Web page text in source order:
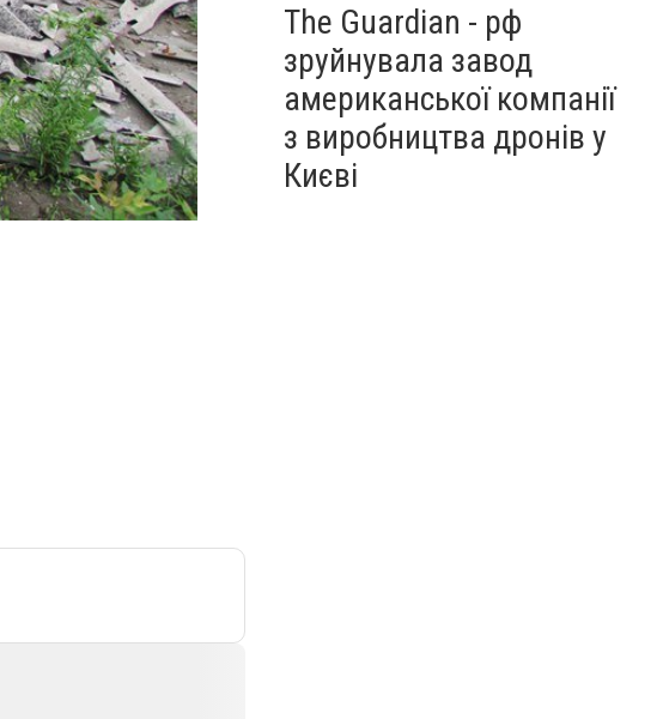
The Guardian - рф
зруйнувала завод
американської компанії
з виробництва дронів у
Києві